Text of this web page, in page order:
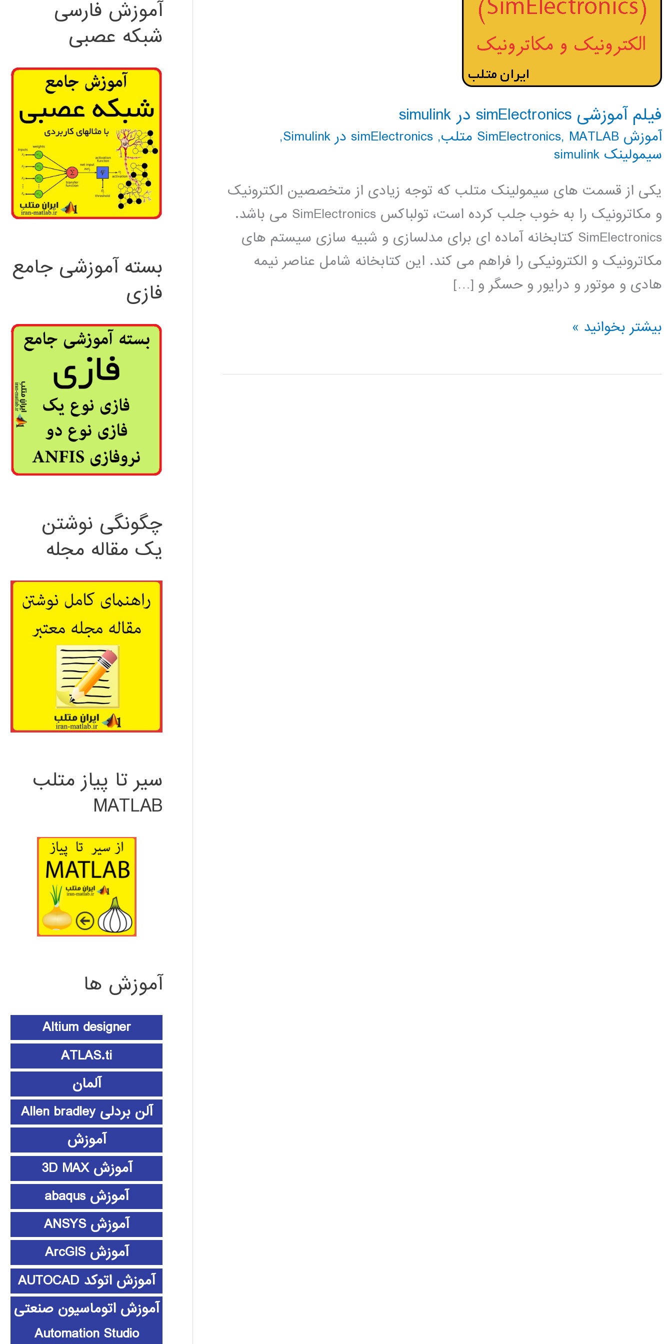
فیلم آموزشی simElectronics در simulink
آموزش SimElectronics , MATLAB متلب , simElectronics در Simulink
,
سیمولینک simulink
یکی از قسمت های سیمولینک متلب که توجه زیادی از متخصصین الکترونیک
و مکاترونیک را به خوب جلب کرده است، تولباکس SimElectronics می باشد.
SimElectronics کتابخانه آماده ای برای مدلسازی و شبیه سازی سیستم های
مکاترونیک و الکترونیکی را فراهم می کند. این کتابخانه شامل عناصر نیمه
هادی و موتور و درایور و حسگر و […]
فیلم
simElectronics
بیشتر بخوانید »
آموزش فارسی
شبکه عصبی
بسته آموزشی جامع
فازی
چگونگی نوشتن
یک مقاله مجله
سیر تا پیاز متلب
MATLAB
آموزش ها
Altium designer
ATLAS.ti
آلمان
آلن بردلی Allen bradley
آموزش
آموزش 3D MAX
آموزش abaqus
آموزش ANSYS
آموزش ArcGIS
آموزش اتوکد AUTOCAD
آموزش اتوماسیون صنعتی
Automation Studio